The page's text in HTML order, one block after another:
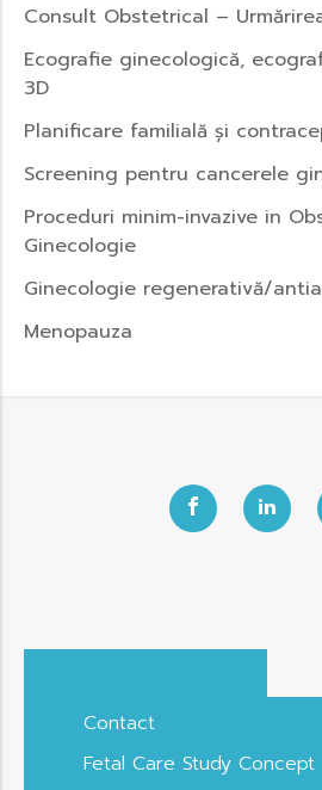
Consult Obstetrical –
Ecografie ginecologică,
3D
Planificare familială și
Screening pentru cancerele
Proceduri minim-invazive in
Ginecologie
Ginecologie regenerativă/
Menopauza
Contact
Fetal Care Study Concept